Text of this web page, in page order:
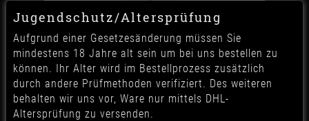
Jugendschutz/Altersprüfung
Aufgrund einer Gesetzesänderung müssen Sie
mindestens 18 Jahre alt sein um bei uns bestellen zu
können. Ihr Alter wird im Bestellprozess zusätzlich
durch andere Prüfmethoden verifiziert. Des weiteren
behalten wir uns vor, Ware nur mittels DHL-
Altersprüfung zu versenden.